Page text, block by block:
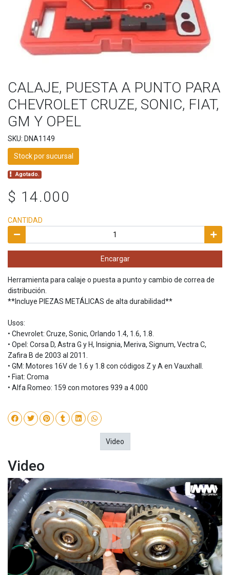
CALAJE, PUESTA A PUNTO PARA
CHEVROLET CRUZE, SONIC, FIAT,
GM Y OPEL
SKU: DNA1149
Stock por sucursal
Agotado.
$ 14.000
CANTIDAD
Encargar
Herramienta para calaje o puesta a punto y cambio de correa de
distribución.
**Incluye PIEZAS METÁLICAS de alta durabilidad**
Usos:
• Chevrolet: Cruze, Sonic, Orlando 1.4, 1.6, 1.8.
• Opel: Corsa D, Astra G y H, Insignia, Meriva, Signum, Vectra C,
Zafira B de 2003 al 2011.
• GM: Motores 16V de 1.6 y 1.8 con códigos Z y A en Vauxhall.
• Fiat: Croma
• Alfa Romeo: 159 con motores 939 a 4.000
Video
Video